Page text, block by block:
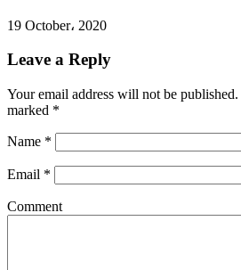
19 October، 2020
Leave a Reply
Your email address will not be published.
marked *
Name *
Email *
Comment